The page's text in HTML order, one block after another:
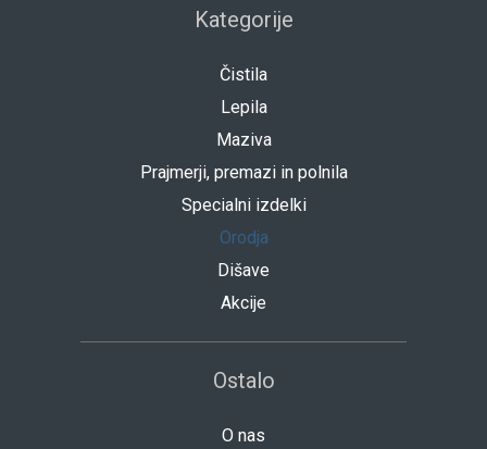
Kategorije
Čistila
Lepila
Maziva
Prajmerji, premazi in polnila
Specialni izdelki
Orodja
Dišave
Akcije
Ostalo
O nas